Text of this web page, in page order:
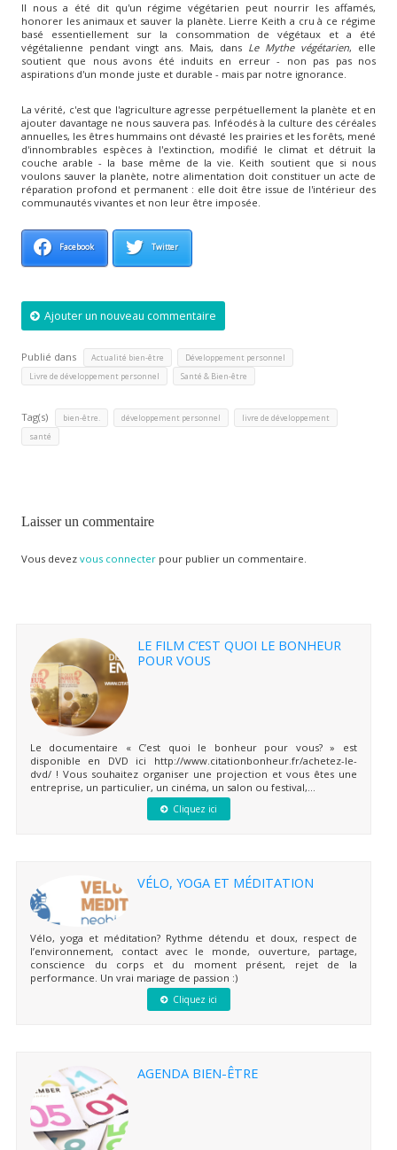
Il nous a été dit qu'un régime végétarien peut nourrir les affamés,
honorer les animaux et sauver la planète. Lierre Keith a cru à ce régime
basé essentiellement sur la consommation de végétaux et a été
végétalienne pendant vingt ans. Mais, dans Le Mythe végétarien, elle
soutient que nous avons été induits en erreur - non pas pas nos
aspirations d'un monde juste et durable - mais par notre ignorance.
La vérité, c'est que l'agriculture agresse perpétuellement la planète et en
ajouter davantage ne nous sauvera pas. Inféodés à la culture des céréales
annuelles, les êtres hummains ont dévasté les prairies et les forêts, mené
d'innombrables espèces à l'extinction, modifié le climat et détruit la
couche arable - la base même de la vie. Keith soutient que si nous
voulons sauver la planète, notre alimentation doit constituer un acte de
réparation profond et permanent : elle doit être issue de l'intérieur des
communautés vivantes et non leur être imposée.
Facebook Twitter
Ajouter un nouveau commentaire
Publié dans Actualité bien-être Développement personnel
Livre de développement personnel Santé & Bien-être
Tag(s) bien-être. développement personnel livre de développement
santé
Laisser un commentaire
Vous devez vous connecterpour publier un commentaire.
LE FILM C’EST QUOI LE BONHEUR
POUR VOUS
Le documentaire « C’est quoi le bonheur pour vous? » est
disponible en DVD ici http://www.citationbonheur.fr/achetez-le-
dvd/ ! Vous souhaitez organiser une projection et vous êtes une
entreprise, un particulier, un cinéma, un salon ou festival,...
Cliquez ici
VÉLO, YOGA ET MÉDITATION
Vélo, yoga et méditation? Rythme détendu et doux, respect de
l’environnement, contact avec le monde, ouverture, partage,
conscience du corps et du moment présent, rejet de la
performance. Un vrai mariage de passion :)
Cliquez ici
AGENDA BIEN-ÊTRE